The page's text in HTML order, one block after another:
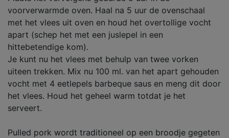
voorverwarmde oven. Haal na 5 uur de ovenschaal
met het vlees uit oven en houd het overtollige vocht
apart (schep het met een juslepel in een
hittebetendige kom).
Je kunt nu het vlees met behulp van twee vorken
uiteen trekken. Mix nu 100 ml. van het apart gehouden
vocht met 4 eetlepels barbeque saus en meng dit door
het vlees. Houd het geheel warm totdat je het
serveert.
Pulled pork wordt traditioneel op een broodje gegeten